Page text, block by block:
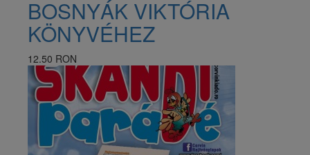
BOSNYÁK VIKTÓRIA
KÖNYVÉHEZ
12.50 RON